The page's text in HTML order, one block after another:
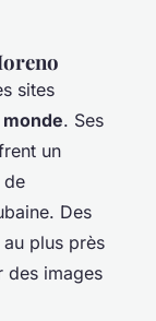
sites
monde. Ses
un
de
Des
plus près
des images